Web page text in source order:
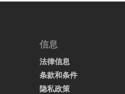
信息
法律信息
条款和条件
隐私政策